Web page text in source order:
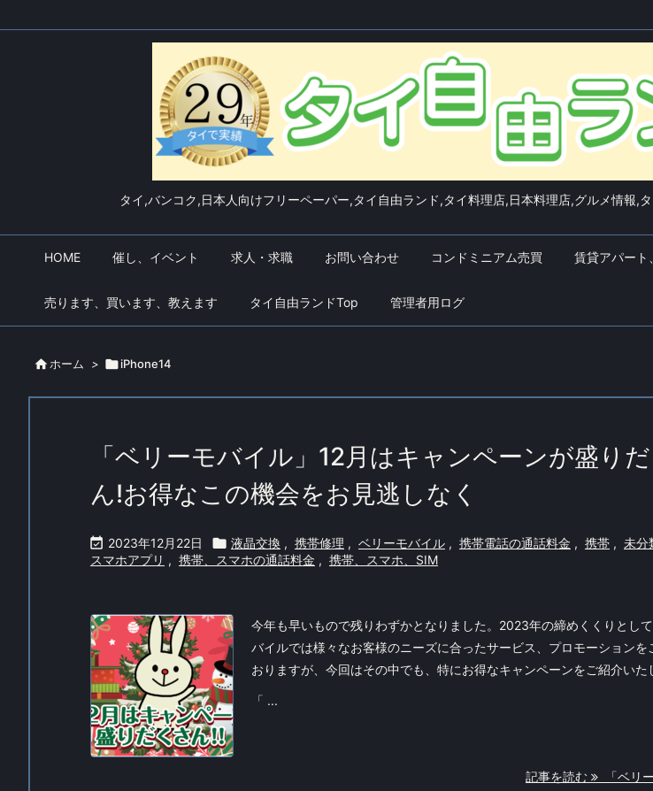
タイ,バンコク,日本人向けフリーペーパー,タイ自由ランド,タイ料理店,日本料理店,グルメ情報
HOME 催し、イベント 求人・求職 お問い合わせ コンドミニアム売買 賃貸アパート
売ります、買います、教えます タイ自由ランドTop 管理者用ログ
 ホーム > iPhone14
「ベリーモバイル」12月はキャンペーンが盛りだ
ん!お得なこの機会をお見逃しなく
 2023年12月22日  液晶交換 , 携帯修理 , ベリーモバイル , 携帯電話の通話料金 , 携帯 , 未分
スマホアプリ , 携帯、スマホの通話料金 , 携帯、スマホ、SIM
今年も早いもので残りわずかとなりました。2023年の締めくくりとし
バイルでは様々なお客様のニーズに合ったサービス、プロモーションを
おりますが、今回はその中でも、特にお得なキャンペーンをご紹介いた
「 ...
記事を読む 「ベリ